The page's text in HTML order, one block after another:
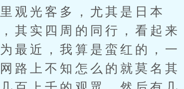
观光客多，尤其是日本
其实四周的同行，看起来
最近，我算是蛮红的，一
路上不知怎么的就莫名其